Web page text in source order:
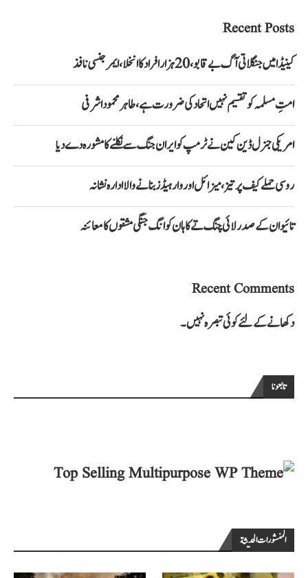
Recent Posts
کینیڈا میں جنگلاتی آگ بے قابو، 20 ہزار افراد کا انخلا، ایمرجنسی نافذ
امتِ مسلمہ کو تقسیم نہیں اتحاد کی ضرورت ہے، طاہر محمود اشرفی
امریکی جنرل ڈین کین نے ٹرمپ کو ایران جنگ سے نکلنے کا مشورہ دے دیا
روسی حملے کیف پر تیز، میزائل اور وار ہیڈز بنانے والا ادارہ نشانہ
تائیوان کے صدر لائی چنگ تے کا ہان کوانگ جنگی مشقوں کا معائنہ
Recent Comments
دکھانے کے لئے کوئی تبصرہ نہیں۔
تابعونا
المنشورات الحديثة